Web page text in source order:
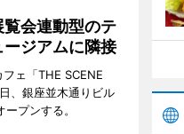
会連動型のテ
ジアムに隣接
ェ「THE SCENE
、銀座並木通りビル
プンする。